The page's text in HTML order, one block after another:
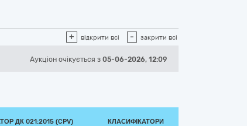
+ відкрити всі - закрити всі
Аукціон очікується з 05-06-2026, 12:09
ДК 021:2015 (CPV) КЛАСИФІКАТОРИ